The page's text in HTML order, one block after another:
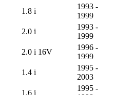
1.8 i
1993 -
1999
2.0 i
1993 -
1999
2.0 i 16V
1996 -
1999
1.4 i
1995 -
2003
1.6 i
1995 -